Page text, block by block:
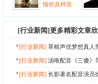
报价及样音
[行业新闻]更多精彩文章
[行业新闻] 草根声优梦想真人
[行业新闻] 汤唯配音《三傻》
[行业新闻] 长影著名配音演员